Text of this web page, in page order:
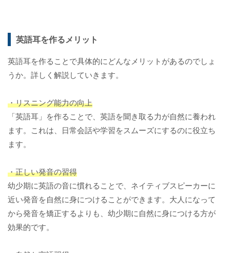
英語耳を作るメリット
英語耳を作ることで具体的にどんなメリットがあるのでしょ
うか。詳しく解説していきます。
・リスニング能力の向上
「英語耳」を作ることで、英語を聞き取る力が自然に養われ
ます。これは、日常会話や学習をスムーズにするのに役立ち
ます。
・正しい発音の習得
幼少期に英語の音に慣れることで、ネイティブスピーカーに
近い発音を自然に身につけることができます。大人になって
から発音を矯正するよりも、幼少期に自然に身につける方が
効果的です。